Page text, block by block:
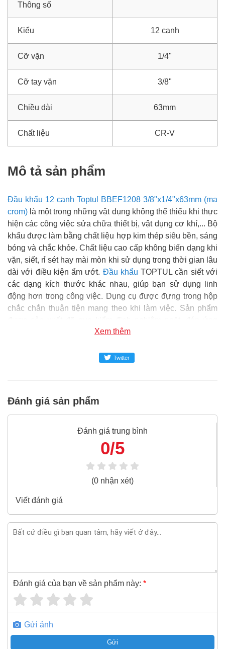
Thông số
Kiểu 12 cạnh
Cỡ vặn 1/4"
Cỡ tay vặn 3/8"
Chiều dài 63mm
Chất liệu CR-V
Mô tả sản phẩm
Đầu khẩu 12 cạnh Toptul BBEF1208 3/8"x1/4"x63mm (mạ
crom) là một trong những vật dụng không thể thiếu khi thực
hiện các công việc sửa chữa thiết bị, vật dụng cơ khí,... Bộ
khẩu được làm bằng chất liệu hợp kim thép siêu bền, sáng
bóng và chắc khỏe. Chất liệu cao cấp không biến dạng khi
vặn, siết, rỉ sét hay mài mòn khi sử dụng trong thời gian lâu
dài với điều kiện ẩm ướt. Đầu khẩu TOPTUL cần siết với
các dạng kích thước khác nhau, giúp bạn sử dụng linh
động hơn trong công việc. Dụng cụ được đựng trong hộp
chắc chắn thuận tiện mang theo khi làm việc. Sản phẩm
được về tiêu chuẩn kỹ thuật, chất lượng đảm bảo và an
phân phối và cung cấp sản phẩm Đầu khẩu 12
Đại siêu thị Vật tư phụ tùng SUPER-MRO.COM hơn 10
năm kinh nghiệm trong ngành dụng cụ cầm tay, vật tư phụ
tùng, đại diện phân phối của Asaki, Stanley, Bosch, Makita,
Kingtony, Toptul, Sata, TONE, Yato là những hãng sản
xuất thiết bị công nghiệp, Đầu khẩu nổi tiếng Việt Nam và
Đầu khẩu 12 cạnh Toptul BBEF1208
3/8"x1/4"x63mm (mạ crom) là sản phẩm nổi
tiếng của hãng Toptul, bạn có thể mua Đầu khẩu
12 cạnh Toptul BBEF1208 3/8"x1/4"x63mm (mạ
crom) giá rẻ nhất tại Super-mro chỉ với
48,730đ/Cái
Giá
Đầu khẩu 12 cạnh Toptul BBEF1208
nghiệp MRO
Đầu khẩu 12 cạnh Toptul BBEF1208 3/8"x1/4"x63mm
(mạ crom)100% chính hãng
Xem thêm
Twitter
Đánh giá sản phẩm
Đánh giá trung bình
0/5
(0 nhận xét)
Viết đánh giá
Đánh giá của bạn về sản phẩm này: *
Gửi ảnh
Gửi